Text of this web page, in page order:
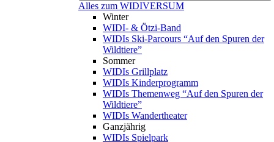
Alles zum WIDIVERSUM
Winter
WIDI- & Ötzi-Band
WIDIs Ski-Parcours “Auf den Spuren der
Wildtiere”
Sommer
WIDIs Grillplatz
WIDIs Kinderprogramm
WIDIs Themenweg “Auf den Spuren der
Wildtiere”
WIDIs Wandertheater
Ganzjährig
WIDIs Spielpark